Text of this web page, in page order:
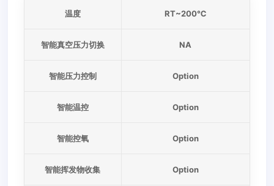
温度 RT~200℃
智能真空压力切换 NA
智能压力控制 Option
智能温控 Option
智能控氧 Option
智能挥发物收集 Option